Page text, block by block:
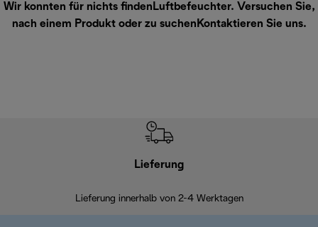
Wir konnten für nichts findenLuftbefeuchter. Versuchen Sie,
nach einem Produkt oder zu suchen Kontaktieren Sie uns.
Lieferung
Lieferung innerhalb von 2-4 Werktagen